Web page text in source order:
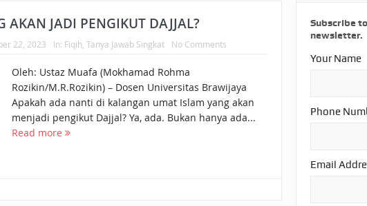
MEMBAYAR ZAKAT UANG? UANG HARAM BISA MENJADI HALAL JIKA
VS ISTIDLAL SYAR’I BAHASA CINTA KARENA ALLAH HUKUM
ZAKAT KEPADA KERABAT SENDIRI
AKAN JADI PENGIKUT DAJJAL?
22, 2023 In: Fiqih Tanya Jawab Singkat No Comments
Oleh: Ustaz Muafa (Mokhamad Rohma
Rozikin/M.R.Rozikin) – Dosen Universitas Brawijaya
Apakah ada nanti di kalangan umat Islam yang akan
menjadi pengikut Dajjal? Ya, ada. Bukan hanya ada...
Read more
Subscribe
newsletter.
Your Name
Phone
Email